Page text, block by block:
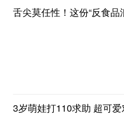
舌尖莫任性！这份“反食品
3岁萌娃打110求助 超可